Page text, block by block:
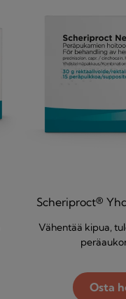
Scheriproct®
Vähentää kipua,
Osta